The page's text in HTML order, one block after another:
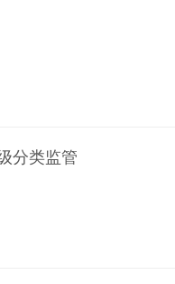
分类监管